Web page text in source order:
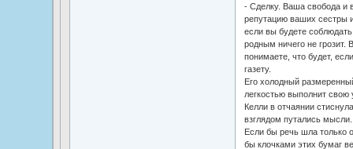
- Сделку. Ваша свобода и
репутацию ваших сестры
если вы будете
родным ничего не
понимаете, что будет,
газету.
Его холодный
легкостью выполнит свою
Келли в отчаянии
взглядом путались
Если бы речь шла только
бы клочками этих бумаг